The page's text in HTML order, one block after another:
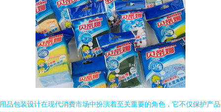
品包装设计在现代消费市场中扮演着至关重要的角色，它不仅保护产